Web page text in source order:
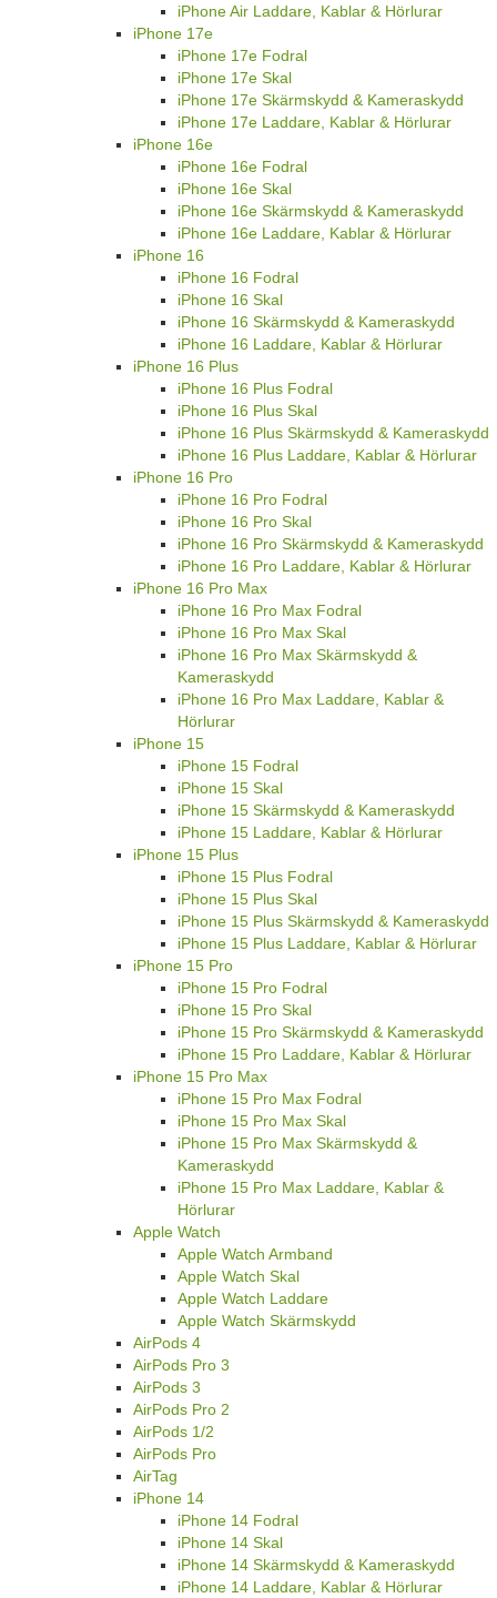
iPhone Air Laddare, Kablar & Hörlurar
iPhone 17e
iPhone 17e Fodral
iPhone 17e Skal
iPhone 17e Skärmskydd & Kameraskydd
iPhone 17e Laddare, Kablar & Hörlurar
iPhone 16e
iPhone 16e Fodral
iPhone 16e Skal
iPhone 16e Skärmskydd & Kameraskydd
iPhone 16e Laddare, Kablar & Hörlurar
iPhone 16
iPhone 16 Fodral
iPhone 16 Skal
iPhone 16 Skärmskydd & Kameraskydd
iPhone 16 Laddare, Kablar & Hörlurar
iPhone 16 Plus
iPhone 16 Plus Fodral
iPhone 16 Plus Skal
iPhone 16 Plus Skärmskydd & Kameraskydd
iPhone 16 Plus Laddare, Kablar & Hörlurar
iPhone 16 Pro
iPhone 16 Pro Fodral
iPhone 16 Pro Skal
iPhone 16 Pro Skärmskydd & Kameraskydd
iPhone 16 Pro Laddare, Kablar & Hörlurar
iPhone 16 Pro Max
iPhone 16 Pro Max Fodral
iPhone 16 Pro Max Skal
iPhone 16 Pro Max Skärmskydd &
Kameraskydd
iPhone 16 Pro Max Laddare, Kablar &
Hörlurar
iPhone 15
iPhone 15 Fodral
iPhone 15 Skal
iPhone 15 Skärmskydd & Kameraskydd
iPhone 15 Laddare, Kablar & Hörlurar
iPhone 15 Plus
iPhone 15 Plus Fodral
iPhone 15 Plus Skal
iPhone 15 Plus Skärmskydd & Kameraskydd
iPhone 15 Plus Laddare, Kablar & Hörlurar
iPhone 15 Pro
iPhone 15 Pro Fodral
iPhone 15 Pro Skal
iPhone 15 Pro Skärmskydd & Kameraskydd
iPhone 15 Pro Laddare, Kablar & Hörlurar
iPhone 15 Pro Max
iPhone 15 Pro Max Fodral
iPhone 15 Pro Max Skal
iPhone 15 Pro Max Skärmskydd &
Kameraskydd
iPhone 15 Pro Max Laddare, Kablar &
Hörlurar
Apple Watch
Apple Watch Armband
Apple Watch Skal
Apple Watch Laddare
Apple Watch Skärmskydd
AirPods 4
AirPods Pro 3
AirPods 3
AirPods Pro 2
AirPods 1/2
AirPods Pro
AirTag
iPhone 14
iPhone 14 Fodral
iPhone 14 Skal
iPhone 14 Skärmskydd & Kameraskydd
iPhone 14 Laddare, Kablar & Hörlurar